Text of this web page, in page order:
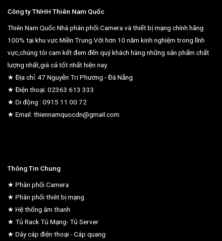
Công ty TNHH Thiên Nam Quốc
Thiên Nam Quốc Nhà phân phối Camera và thiết bị mạng chính hãng
100% tại khu vực Miền Trung.Với hơn 10 năm kinh nghiệm trong lĩnh
vực,chúng tôi cam kết đem đến quý khách hàng những sản phẩm chất
lượng nhất,giá cả tốt nhất hiện nay.
★ Địa chỉ: 47 Nguyễn Tri Phương - Đà Nẵng
★ Điện thoại: 02363 613 333
★ Di động : 0915 11 00 72
★ Email: thiennamquocdn@gmail.com
Thông Tin Chung
★ Phân phối Camera
★ Phân phối thiêt bị mạng
★ Hệ thống âm thanh
★ Tủ Rack Tủ Mạng- Tủ Server
★ Dây cáp điện thoại - Cáp quang